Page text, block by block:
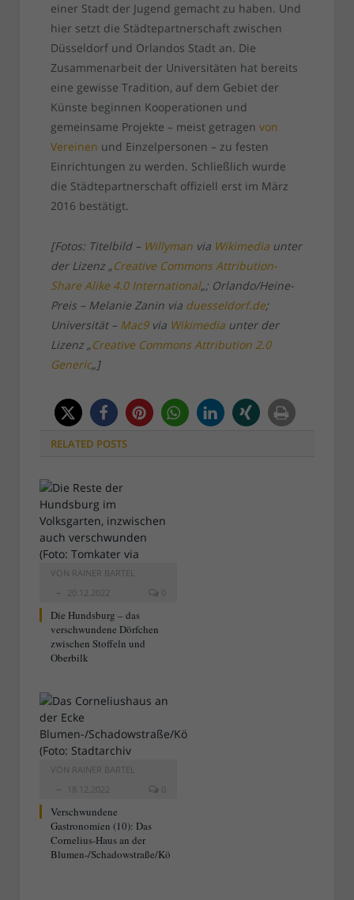
einer Stadt der Jugend gemacht zu haben. Und
hier setzt die Städtepartnerschaft zwischen
Düsseldorf und Orlandos Stadt an. Die
Zusammenarbeit der Universitäten hat bereits
eine gewisse Tradition, auf dem Gebiet der
Künste beginnen Kooperationen und
gemeinsame Projekte – meist getragen von
Vereinen und Einzelpersonen – zu festen
Einrichtungen zu werden. Schließlich wurde
die Städtepartnerschaft offiziell erst im März
2016 bestätigt.
[Fotos: Titelbild – Willymanvia Wikimediaunter
der Lizenz „Creative Commons Attribution-
Share Alike 4.0 International„; Orlando/Heine-
Preis – Melanie Zanin via duesseldorf.de;
Universität – Mac9via Wikimediaunter der
Lizenz „Creative Commons Attribution 2.0
Generic„]
RELATED POSTS
VON RAINER BARTEL
20.12.2022
0
Die Hundsburg – das
verschwundene Dörfchen
zwischen Stoffeln und
Oberbilk
VON RAINER BARTEL
18.12.2022
0
Verschwundene
Gastronomien (10): Das
Cornelius-Haus an der
Blumen-/Schadowstraße/Kö